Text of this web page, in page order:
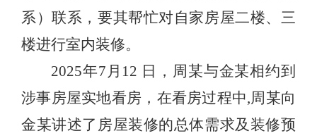
系）联系，要其帮忙对自家房屋二楼、三
楼进行室内装修。
2025年7月12 日，周某与金某相约到
涉事房屋实地看房，在看房过程中,周某向
金某讲述了房屋装修的总体需求及装修预